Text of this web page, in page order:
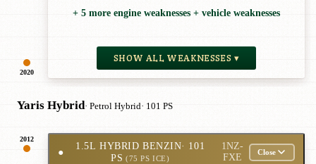
2020
+ 5 more engine weaknesses + vehicle weaknesses
SHOW ALL WEAKNESSES ▾
Yaris Hybrid· Petrol Hybrid· 101 PS
2012
●
1.5L HYBRID BENZIN· 101
PS (75 PS ICE)
1NZ-
FXE
Close